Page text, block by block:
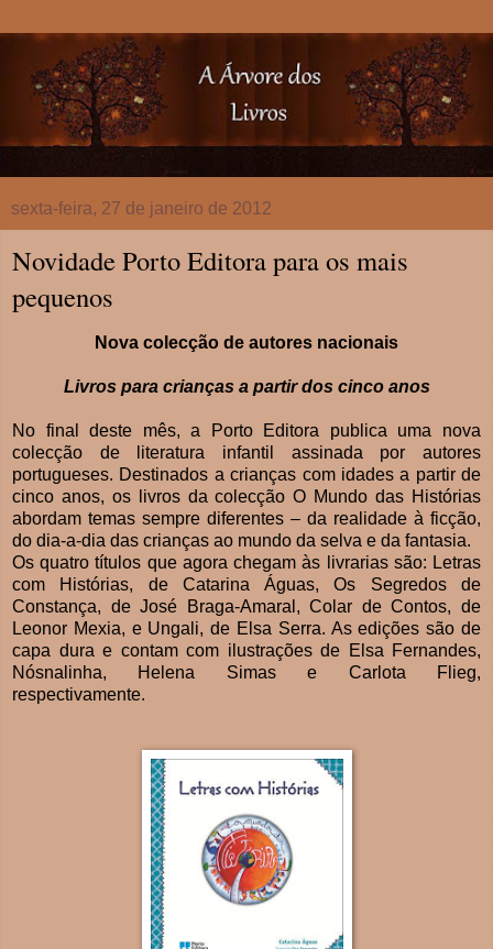
sexta-feira, 27 de janeiro de 2012
Novidade Porto Editora para os mais
pequenos
Nova colecção de autores nacionais
Livros para crianças a partir dos cinco anos
No final deste mês, a Porto Editora publica uma nova
colecção de literatura infantil assinada por autores
portugueses. Destinados a crianças com idades a partir de
cinco anos, os livros da colecção O Mundo das Histórias
abordam temas sempre diferentes – da realidade à ficção,
do dia-a-dia das crianças ao mundo da selva e da fantasia.
Os quatro títulos que agora chegam às livrarias são: Letras
com Histórias, de Catarina Águas, Os Segredos de
Constança, de José Braga-Amaral, Colar de Contos, de
Leonor Mexia, e Ungali, de Elsa Serra. As edições são de
capa dura e contam com ilustrações de Elsa Fernandes,
Nósnalinha, Helena Simas e Carlota Flieg,
respectivamente.